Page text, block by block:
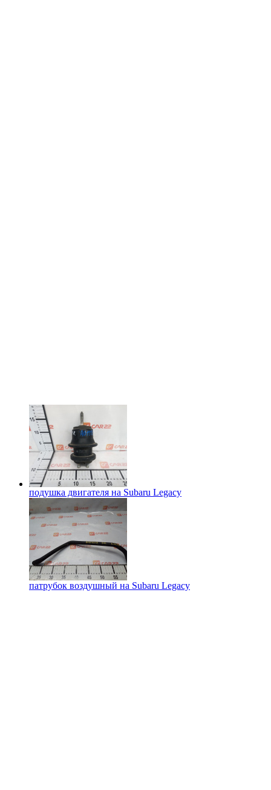
подушка двигателя на Subaru Legacy
патрубок воздушный на Subaru Legacy